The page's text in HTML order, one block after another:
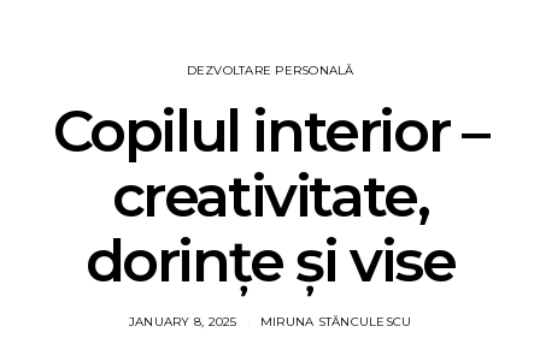
DEZVOLTARE PERSONALĂ
Copilul interior –
creativitate,
dorințe și vise
JANUARY 8, 2025 MIRUNA STĂNCULESCU